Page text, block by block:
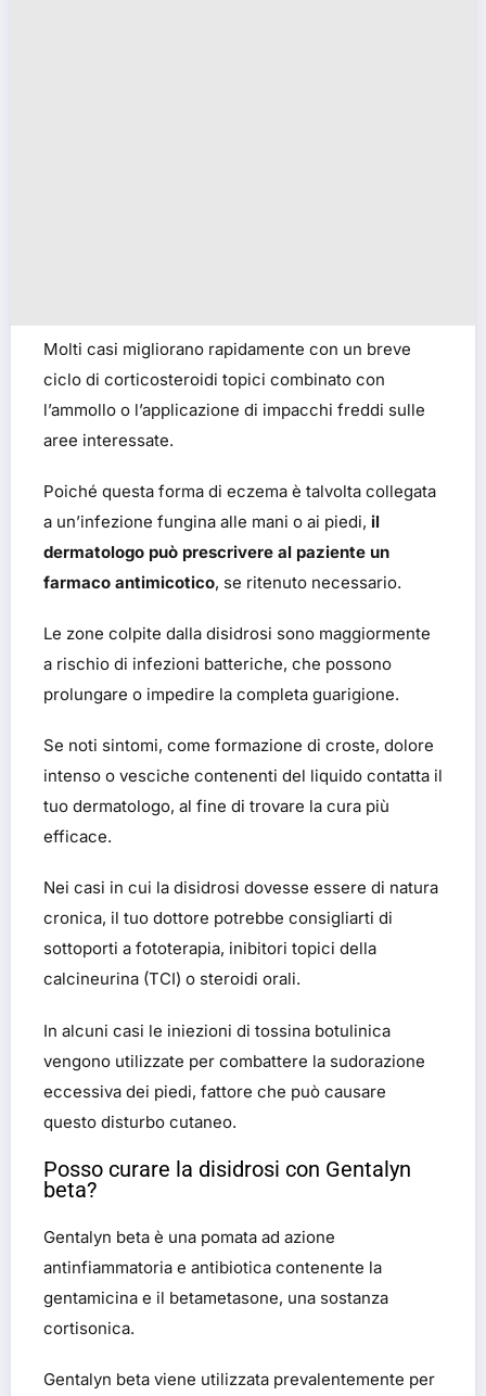
Molti casi migliorano rapidamente con un breve
ciclo di corticosteroidi topici combinato con
l’ammollo o l’applicazione di impacchi freddi sulle
aree interessate.
Poiché questa forma di eczema è talvolta collegata
a un’infezione fungina alle mani o ai piedi, il
dermatologo può prescrivere al paziente un
farmaco antimicotico, se ritenuto necessario.
Le zone colpite dalla disidrosi sono maggiormente
a rischio di infezioni batteriche, che possono
prolungare o impedire la completa guarigione.
Se noti sintomi, come formazione di croste, dolore
intenso o vesciche contenenti del liquido contatta il
tuo dermatologo, al fine di trovare la cura più
efficace.
Nei casi in cui la disidrosi dovesse essere di natura
cronica, il tuo dottore potrebbe consigliarti di
sottoporti a fototerapia, inibitori topici della
calcineurina (TCI) o steroidi orali.
In alcuni casi le iniezioni di tossina botulinica
vengono utilizzate per combattere la sudorazione
eccessiva dei piedi, fattore che può causare
questo disturbo cutaneo.
Posso curare la disidrosi con Gentalyn
beta?
Gentalyn beta è una pomata ad azione
antinfiammatoria e antibiotica contenente la
gentamicina e il betametasone, una sostanza
cortisonica.
Gentalyn beta viene utilizzata prevalentemente per